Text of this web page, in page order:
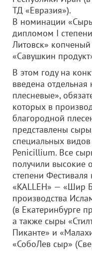
ТД «Евразия»).
В номинации
дипломом I
Литовск»
«Савушкин
В этом году на
введена
плесневые»,
которых в
благородной
представлены
специальных
Penicillium. Все
получили высокие
степени
«KALLEH» — «Шир
производства
(в Екатеринбурге
а также сыры
Пиканте» и
«СобоЛев сыр»